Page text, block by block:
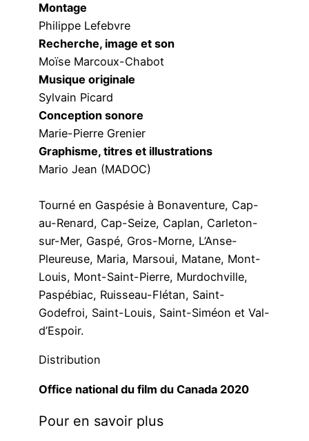
Montage
Philippe Lefebvre
Recherche, image et son
Moïse Marcoux-Chabot
Musique originale
Sylvain Picard
Conception sonore
Marie-Pierre Grenier
Graphisme, titres et illustrations
Mario Jean (MADOC)
Tourné en Gaspésie à Bonaventure, Cap-
au-Renard, Cap-Seize, Caplan, Carleton-
sur-Mer, Gaspé, Gros-Morne, L’Anse-
Pleureuse, Maria, Marsoui, Matane, Mont-
Louis, Mont-Saint-Pierre, Murdochville,
Paspébiac, Ruisseau-Flétan, Saint-
Godefroi, Saint-Louis, Saint-Siméon et Val-
d’Espoir.
Distribution
Office national du film du Canada 2020
Pour en savoir plus